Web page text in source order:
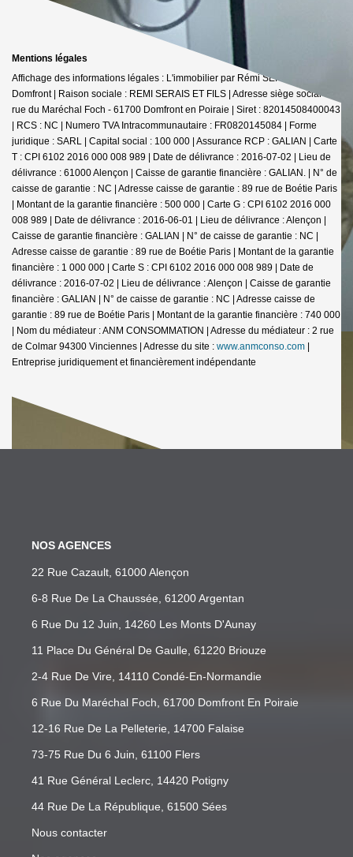
Mentions légales
Affichage des informations légales : L'immobilier par Rémi SERAIS -
Domfront | Raison sociale : REMI SERAIS ET FILS | Adresse siège social : 6
rue du Maréchal Foch - 61700 Domfront en Poiraie | Siret : 82014508400043
| RCS : NC | Numero TVA Intracommunautaire : FR0820145084 | Forme
juridique : SARL | Capital social : 100 000 | Assurance RCP : GALIAN | Carte
T : CPI 6102 2016 000 008 989 | Date de délivrance : 2016-07-02 | Lieu de
délivrance : 61000 Alençon | Caisse de garantie financière : GALIAN. | N° de
caisse de garantie : NC | Adresse caisse de garantie : 89 rue de Boétie Paris
| Montant de la garantie financière : 500 000 | Carte G : CPI 6102 2016 000
008 989 | Date de délivrance : 2016-06-01 | Lieu de délivrance : Alençon |
Caisse de garantie financière : GALIAN | N° de caisse de garantie : NC |
Adresse caisse de garantie : 89 rue de Boétie Paris | Montant de la garantie
financière : 1 000 000 | Carte S : CPI 6102 2016 000 008 989 | Date de
délivrance : 2016-07-02 | Lieu de délivrance : Alençon | Caisse de garantie
financière : GALIAN | N° de caisse de garantie : NC | Adresse caisse de
garantie : 89 rue de Boétie Paris | Montant de la garantie financière : 740 000
| Nom du médiateur : ANM CONSOMMATION | Adresse du médiateur : 2 rue
de Colmar 94300 Vinciennes | Adresse du site : www.anmconso.com |
Entreprise juridiquement et financièrement indépendante
NOS AGENCES
22 Rue Cazault, 61000 Alençon
6-8 Rue De La Chaussée, 61200 Argentan
6 Rue Du 12 Juin, 14260 Les Monts D'Aunay
11 Place Du Général De Gaulle, 61220 Briouze
2-4 Rue De Vire, 14110 Condé-En-Normandie
6 Rue Du Maréchal Foch, 61700 Domfront En Poiraie
12-16 Rue De La Pelleterie, 14700 Falaise
73-75 Rue Du 6 Juin, 61100 Flers
41 Rue Général Leclerc, 14420 Potigny
44 Rue De La République, 61500 Sées
Nous contacter